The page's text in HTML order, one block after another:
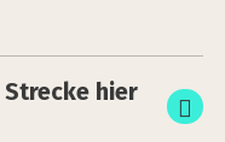
hier